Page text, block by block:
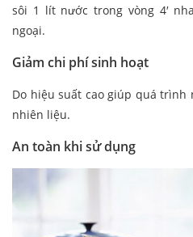
sôi 1 lít nước trong vòng 4′
ngoại.
Giảm chi phí sinh hoạt
Do hiệu suất cao giúp quá
nhiên liệu.
An toàn khi sử dụng